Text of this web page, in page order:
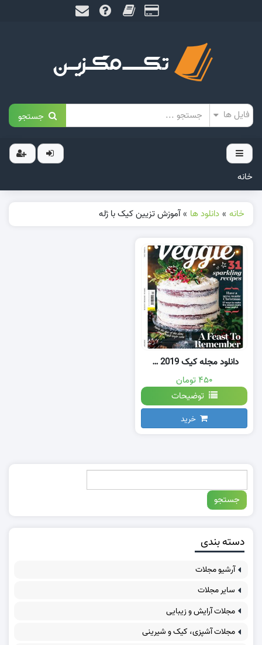
جستجو
خانه
خانه » دانلود ها » آموزش تزیین کیک با ژله
دانلود مجله کیک Cake Jan 2019
۴۵۰ تومان
توضیحات
خرید
دسته بندی
آرشیو مجلات
سایر مجلات
مجلات آرایش و زیبایی
مجلات آشپزی، کیک و شیرینی